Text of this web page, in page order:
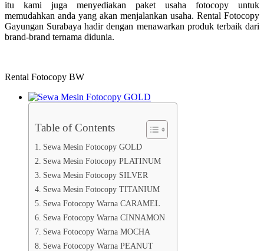
itu kami juga menyediakan paket usaha fotocopy untuk
memudahkan anda yang akan menjalankan usaha. Rental Fotocopy
Gayungan Surabaya hadir dengan menawarkan produk terbaik dari
brand-brand ternama didunia.
Rental Fotocopy BW
Table of Contents
Sewa Mesin Fotocopy GOLD
Sewa Mesin Fotocopy PLATINUM
Sewa Mesin Fotocopy SILVER
Sewa Mesin Fotocopy TITANIUM
Sewa Fotocopy Warna CARAMEL
Sewa Fotocopy Warna CINNAMON
Sewa Fotocopy Warna MOCHA
Sewa Fotocopy Warna PEANUT